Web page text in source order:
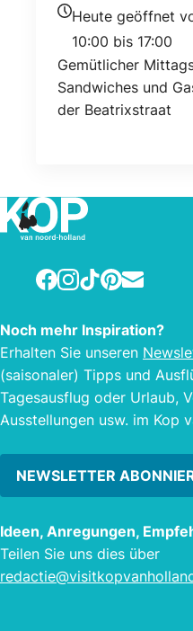
Standort
Heutigen
Heute geöffnet
10:00 bis 17:00
Gemütlicher
Sandwiches und
der Beatrixstraat
Facebook
Instagram
TikTokPinterest
E-mail
Noch mehr Inspiration?
Erhalten Sie unseren
(saisonaler) Tipps und
Tagesausflug oder Urlaub,
Ausstellungen usw. im Kop
NEWSLETTER
Ideen, Anregungen,
Teilen Sie uns dies über